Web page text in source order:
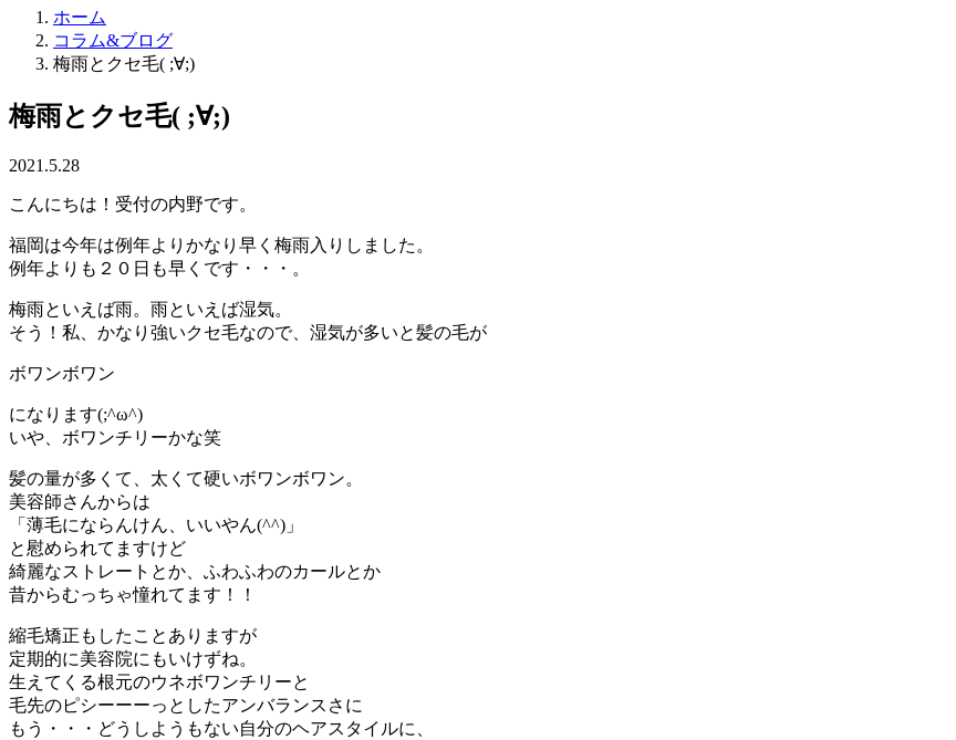
ホーム
コラム&ブログ
梅雨とクセ毛( ;∀;)
梅雨とクセ毛( ;∀;)
2021.5.28
こんにちは！受付の内野です。
福岡は今年は例年よりかなり早く梅雨入りしました。
例年よりも２０日も早くです・・・。
梅雨といえば雨。雨といえば湿気。
そう！私、かなり強いクセ毛なので、湿気が多いと髪の毛が
ボワンボワン
になります(;^ω^)
いや、ボワンチリーかな笑
髪の量が多くて、太くて硬いボワンボワン。
美容師さんからは
「薄毛にならんけん、いいやん(^^)」
と慰められてますけど
綺麗なストレートとか、ふわふわのカールとか
昔からむっちゃ憧れてます！！
縮毛矯正もしたことありますが
定期的に美容院にもいけずね。
生えてくる根元のウネボワンチリーと
毛先のピシーーーっとしたアンバランスさに
もう・・・どうしようもない自分のヘアスタイルに、